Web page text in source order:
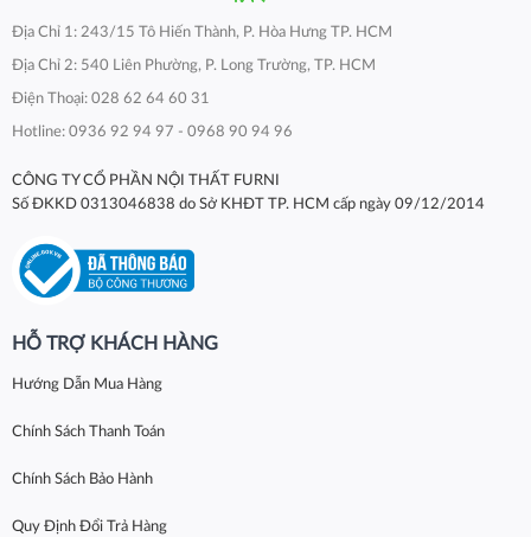
Địa Chỉ 1: 243/15 Tô Hiến Thành, P. Hòa Hưng TP. HCM
Địa Chỉ 2: 540 Liên Phường, P. Long Trường, TP. HCM
Điện Thoại: 028 62 64 60 31
Hotline: 0936 92 94 97 - 0968 90 94 96
CÔNG TY CỔ PHẦN NỘI THẤT FURNI
Số ĐKKD 0313046838 do Sở KHĐT TP. HCM cấp ngày 09/12/2014
HỖ TRỢ KHÁCH HÀNG
Hướng Dẫn Mua Hàng
Chính Sách Thanh Toán
Chính Sách Bảo Hành
Quy Định Đổi Trả Hàng